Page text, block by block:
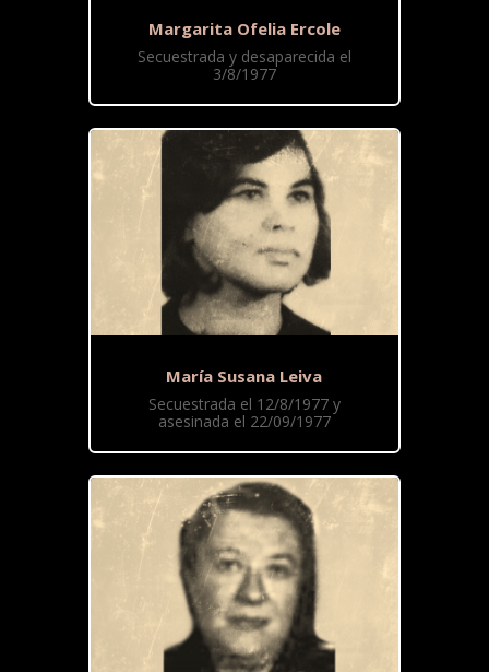
Margarita Ofelia Ercole
Secuestrada y desaparecida el
3/8/1977
María Susana Leiva
Secuestrada el 12/8/1977 y
asesinada el 22/09/1977